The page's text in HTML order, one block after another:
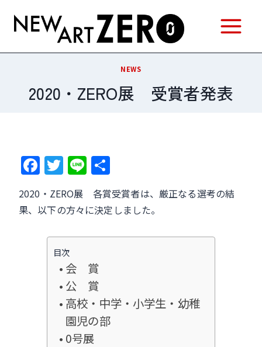
ス
NEWS
2020・ZERO展 受賞者発表
F
a
c
e
b
T
w
itt
er
Li
n
e
有
2020・ZERO展 各賞受賞者は、厳正なる選考の結
果、以下の方々に決定しました。
目次
会 賞
公 賞
高校・中学・小学生・幼稚
園児の部
0号展